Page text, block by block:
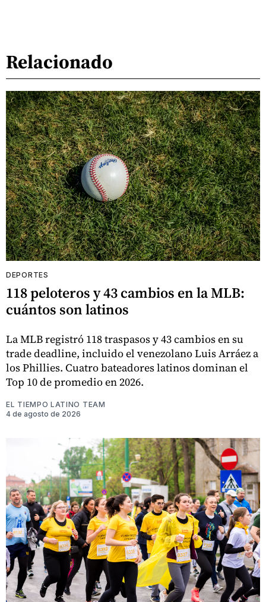
Relacionado
DEPORTES
118 peloteros y 43 cambios en la MLB:
cuántos son latinos
La MLB registró 118 traspasos y 43 cambios en su
trade deadline, incluido el venezolano Luis Arráez a
los Phillies. Cuatro bateadores latinos dominan el
Top 10 de promedio en 2026.
EL TIEMPO LATINO TEAM
4 de agosto de 2026